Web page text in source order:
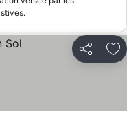
Partager